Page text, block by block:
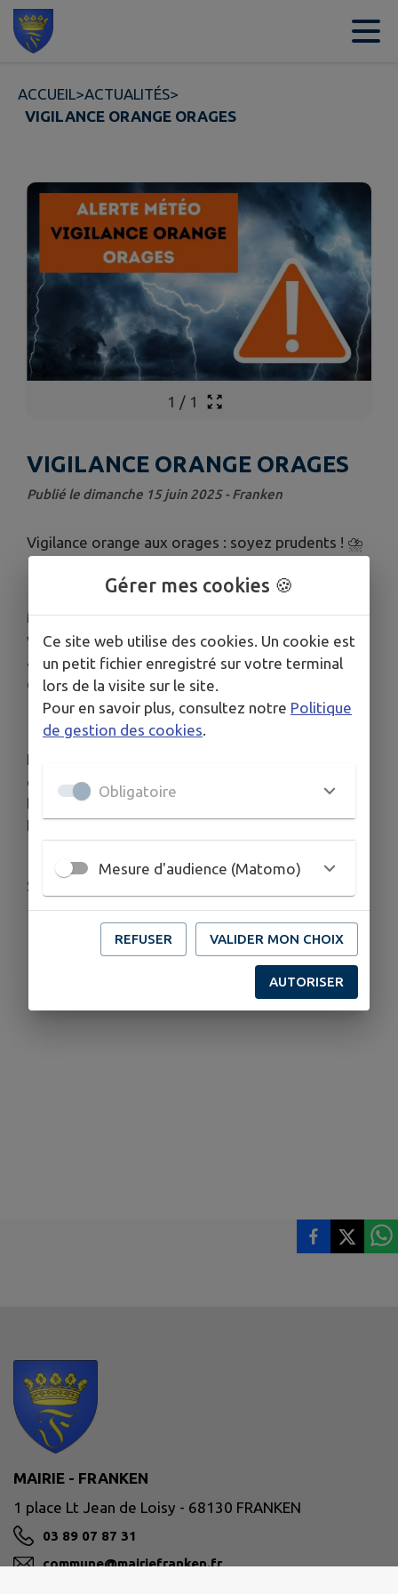
Contenu
ACCUEIL>ACTUALITÉS>
VIGILANCE ORANGE ORAGES
1 / 1
VIGILANCE ORANGE ORAGES
Publié le dimanche 15 juin 2025 - Franken
Vigilance orange aux orages : soyez prudents ! ⛈️
Météo France a placé notre département en
vigilance orange pour orages à partir de cet
après-midi. De fortes averses, des rafales de vent
et des risques de grêle sont attendus.
Il est recommandé d’éviter les déplacements non
essentiels, de sécuriser les objets sensibles à
l’extérieur et de rester informé de l’évolution de
la situation.
Soyez prudents et adoptez les bons réflexes !
MAIRIE - FRANKEN
1 place Lt Jean de Loisy - 68130 FRANKEN
03 89 07 87 31
commune@mairiefranken.fr
Gérer mes cookies 🍪
Ce site web utilise des cookies. Un cookie est
un petit fichier enregistré sur votre terminal
lors de la visite sur le site.
Pour en savoir plus, consultez notre Politique
de gestion des cookies.
Obligatoire
Mesure d'audience (Matomo)
REFUSER VALIDER MON CHOIX
AUTORISER